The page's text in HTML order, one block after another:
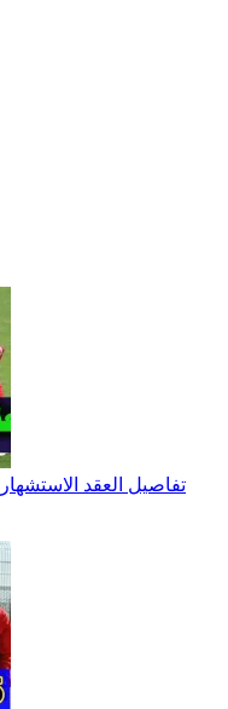
تفاصيل العقد